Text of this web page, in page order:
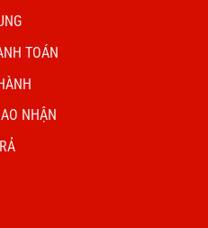
cấu hình đồ họa xuống
cứng của iPhone 13
lượng để vận hành.
ứng dụng của máy. Rất
-> App Store -> Cập nhật
ở mục này.
TOÁN
NHẬN